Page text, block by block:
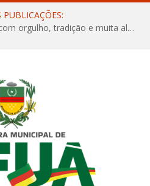
Afuá comemora 136 anos com orgulho, tradição e muita alegria na Quadra Dr. Nelson Salomão